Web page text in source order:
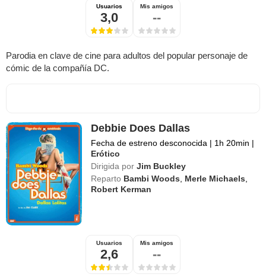
Usuarios
3,0
Mis amigos
--
Parodia en clave de cine para adultos del popular personaje de
cómic de la compañía DC.
Debbie Does Dallas
Fecha de estreno desconocida | 1h 20min |
Erótico
Dirigida por Jim Buckley
Reparto Bambi Woods Merle Michaels
Robert Kerman
Usuarios
2,6
Mis amigos
--